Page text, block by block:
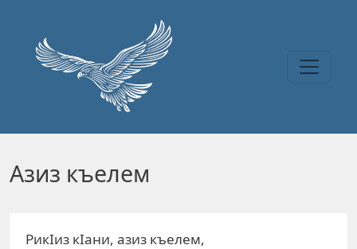
Азиз къелем
РикIиз кIани, азиз къелем,